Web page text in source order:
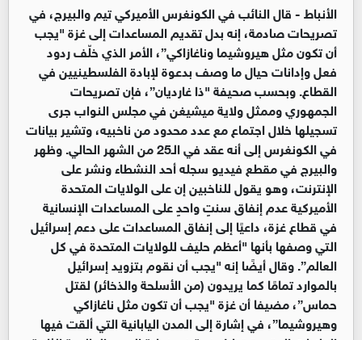
الأنباط -قال النائب في الكونغرس الأميركي تيم والبيرج، في
تصريحات صادمة، إنه بدل تقديم المساعدات إلى غزة "يجب
أن تكون مثل هيروشيما وناغازاكي”، الأمر الذي خلّف ردود
فعل وإدانات حيال ما وصف بدعوة لإبادة الفلسطينيين في
القطاع. وبحسب صحيفة "ذا غارديان”، فإن تصريحات
الجمهوري وممثل ولاية ميشيغن في مجلس النواب جرى
تسجيلها خلال اجتماع مع عدد محدود من ناخبيه، وتشير بيانات
في الكونغرس إلى أنه عقد في الـ25 من الشهر الحالي. وظهر
والبيرج في مقطع فيديو سجله أحد النشطاء ونشر على
الإنترنت، وهو يقول للناخبين إن على الولايات المتحدة
الأميركية عدم إنفاق سنتٍ واحدٍ على المساعدات الإنسانية
في قطاع غزة، داعيًا إلى إنفاق المساعدات على دعم إسرائيل
التي وصفها بأنها "أعظم حليف للولايات المتحدة في كل
العالم”. وقال أيضًا إنه "يجب أن نقوم بتزويد إسرائيل
بالموارد تمامًا كما يريدون (من الأسلحة والذخائر) لقتل
حماس”، مضيفا أن غزة "يجب أن تكون مثل ناغازاكي
وهيروشيما”، في إشارة إلى المدن اليابانية التي ألقت فيها